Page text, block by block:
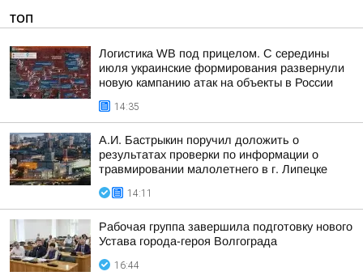
ТОП
Логистика WB под прицелом. С середины
июля украинские формирования развернули
новую кампанию атак на объекты в России
14:35
А.И. Бастрыкин поручил доложить о
результатах проверки по информации о
травмировании малолетнего в г. Липецке
14:11
Рабочая группа завершила подготовку нового
Устава города-героя Волгограда
16:44